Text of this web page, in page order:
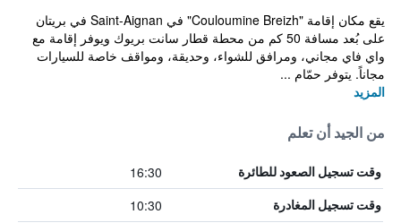
يقع مكان إقامة "Couloumine Breizh" في Saint-Aignan في بريتان
على بُعد مسافة 50 كم من محطة قطار سانت بريوك ويوفر إقامة مع
واي فاي مجاني، ومرافق للشواء، وحديقة، ومواقف خاصة للسيارات
مجاناً. يتوفر حمّام ...
المزيد
من الجيد أن تعلم
وقت تسجيل الصعود للطائرة 16:30
وقت تسجيل المغادرة 10:30